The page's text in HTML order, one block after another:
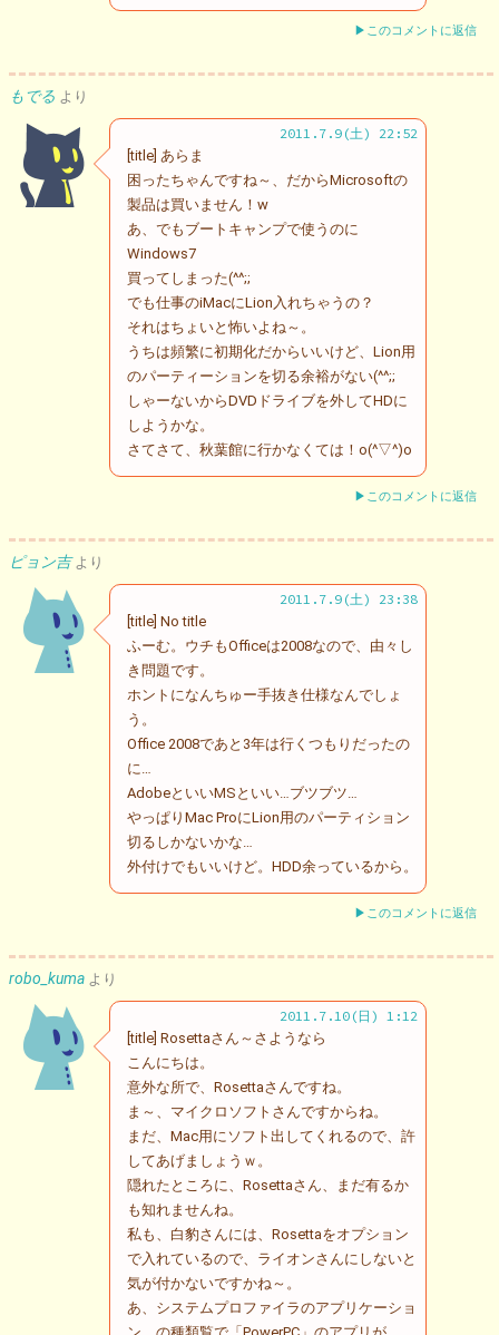
▶このコメントに返信
もでる より
2011.7.9(土) 22:52
[title] あらま
困ったちゃんですね～、だからMicrosoftの
製品は買いません！w
あ、でもブートキャンプで使うのに
Windows7
買ってしまった(^^;;
でも仕事のiMacにLion入れちゃうの？
それはちょいと怖いよね～。
うちは頻繁に初期化だからいいけど、Lion用
のパーティーションを切る余裕がない(^^;;
しゃーないからDVDドライブを外してHDに
しようかな。
さてさて、秋葉館に行かなくては！o(^▽^)o
▶このコメントに返信
ピョン吉 より
2011.7.9(土) 23:38
[title] No title
ふーむ。ウチもOfficeは2008なので、由々し
き問題です。
ホントになんちゅー手抜き仕様なんでしょ
う。
Office 2008であと3年は行くつもりだったの
に…
AdobeといいMSといい…ブツブツ…
やっぱりMac ProにLion用のパーティション
切るしかないかな…
外付けでもいいけど。HDD余っているから。
▶このコメントに返信
robo_kuma より
2011.7.10(日) 1:12
[title] Rosettaさん～さようなら
こんにちは。
意外な所で、Rosettaさんですね。
ま～、マイクロソフトさんですからね。
まだ、Mac用にソフト出してくれるので、許
してあげましょうｗ。
隠れたところに、Rosettaさん、まだ有るか
も知れませんね。
私も、白豹さんには、Rosettaをオプション
で入れているので、ライオンさんにしないと
気が付かないですかね～。
あ、システムプロファイラのアプリケーショ